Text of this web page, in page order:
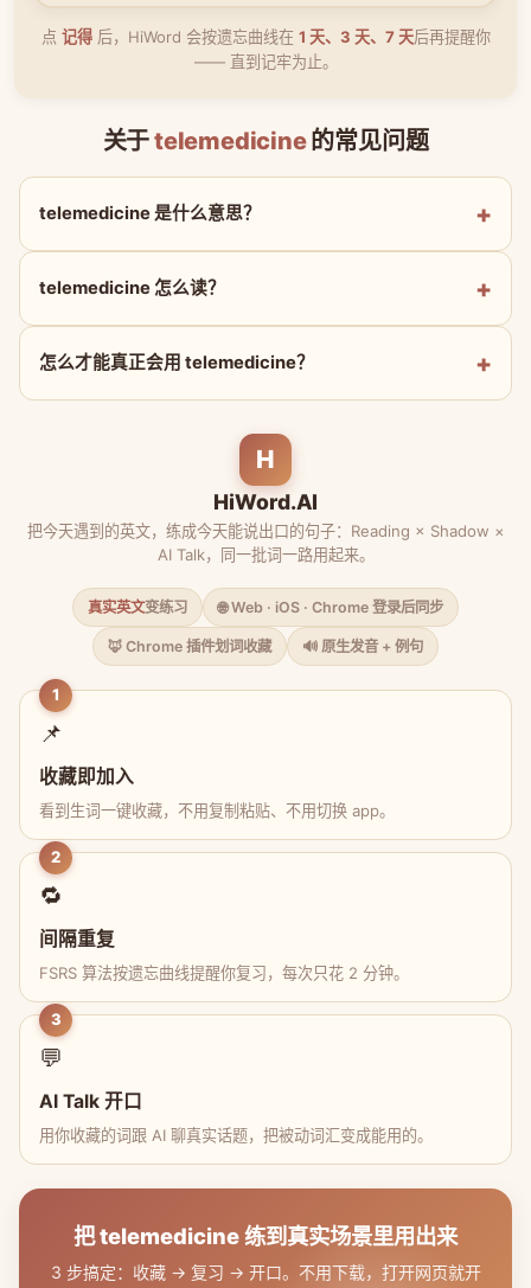
点 记得后，HiWord 会按遗忘曲线在 1 天、3 天、7 天后再提醒你
—— 直到记牢为止。
关于telemedicine的常见问题
telemedicine 是什么意思？
telemedicine 怎么读？
怎么才能真正会用 telemedicine？
H
HiWord.AI
把今天遇到的英文，练成今天能说出口的句子：Reading × Shadow ×
AI Talk，同一批词一路用起来。
真实英文变练习 🌐 Web · iOS · Chrome 登录后同步
🦊 Chrome 插件划词收藏 🔊 原生发音 + 例句
1
📌
收藏即加入
看到生词一键收藏，不用复制粘贴、不用切换 app。
2
🔁
间隔重复
FSRS 算法按遗忘曲线提醒你复习，每次只花 2 分钟。
3
💬
AI Talk 开口
用你收藏的词跟 AI 聊真实话题，把被动词汇变成能用的。
把 telemedicine 练到真实场景里用出来
3 步搞定：收藏 → 复习 → 开口。不用下载，打开网页就开